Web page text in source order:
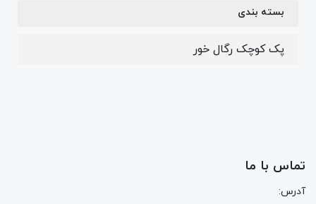
بسته بندی
پک کوچک رگال خور
تماس با ما
آدرس: